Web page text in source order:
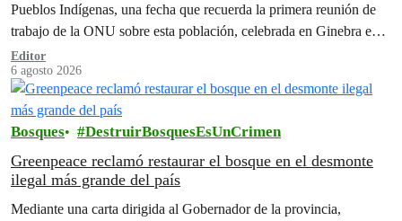
Pueblos Indígenas, una fecha que recuerda la primera reunión de
trabajo de la ONU sobre esta población, celebrada en Ginebra en
1982.
Editor
6 agosto 2026
Bosques DestruirBosquesEsUnCrimen
Greenpeace reclamó restaurar el bosque en el desmonte
ilegal más grande del país
Mediante una carta dirigida al Gobernador de la provincia,